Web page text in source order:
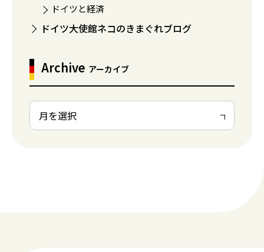
ドイツと経済
ドイツ大使館ネコのきまぐれブログ
Archive アーカイブ